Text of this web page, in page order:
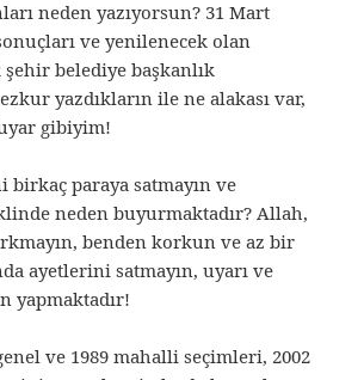
neden yazıyorsun? 31 Mart
ve yenilenecek olan
belediye başkanlık
yazdıkların ile ne alakası var,
gibiyim!
paraya satmayın ve
neden buyurmaktadır? Allah,
benden korkun ve az bir
ayetlerini satmayın, uyarı ve
yapmaktadır!
ve 1989 mahalli seçimleri, 2002